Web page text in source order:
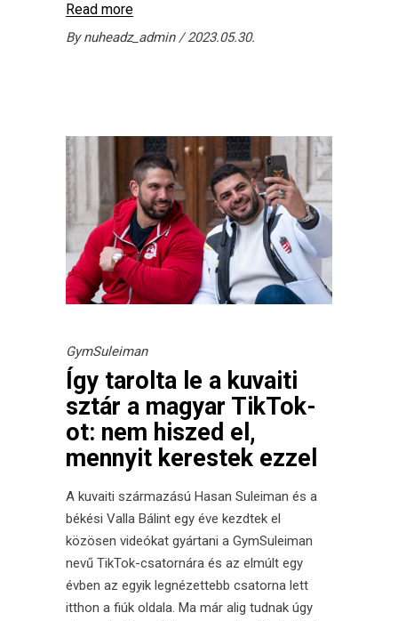
Read more
Bynuheadz_admin 2023.05.30.
GymSuleiman
Így tarolta le a kuvaiti
sztár a magyar TikTok-
ot: nem hiszed el,
mennyit kerestek ezzel
A kuvaiti származású Hasan Suleiman és a
békési Valla Bálint egy éve kezdtek el
közösen videókat gyártani a GymSuleiman
nevű TikTok-csatornára és az elmúlt egy
évben az egyik legnézettebb csatorna lett
itthon a fiúk oldala. Ma már alig tudnak úgy